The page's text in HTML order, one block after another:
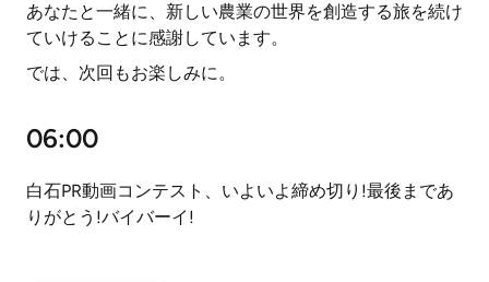
あなたと一緒に、新しい農業の世界を創造する旅を続け
ていけることに感謝しています。
では、次回もお楽しみに。
06:00
白石PR動画コンテスト、いよいよ締め切り!最後まであ
りがとう!バイバーイ!